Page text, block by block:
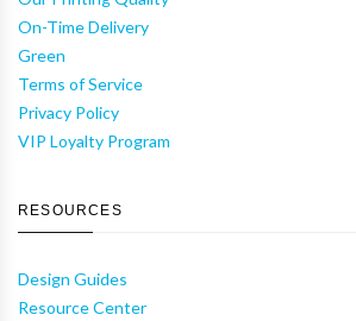
On-Time Delivery
Green
Terms of Service
Privacy Policy
VIP Loyalty Program
RESOURCES
Design Guides
Resource Center